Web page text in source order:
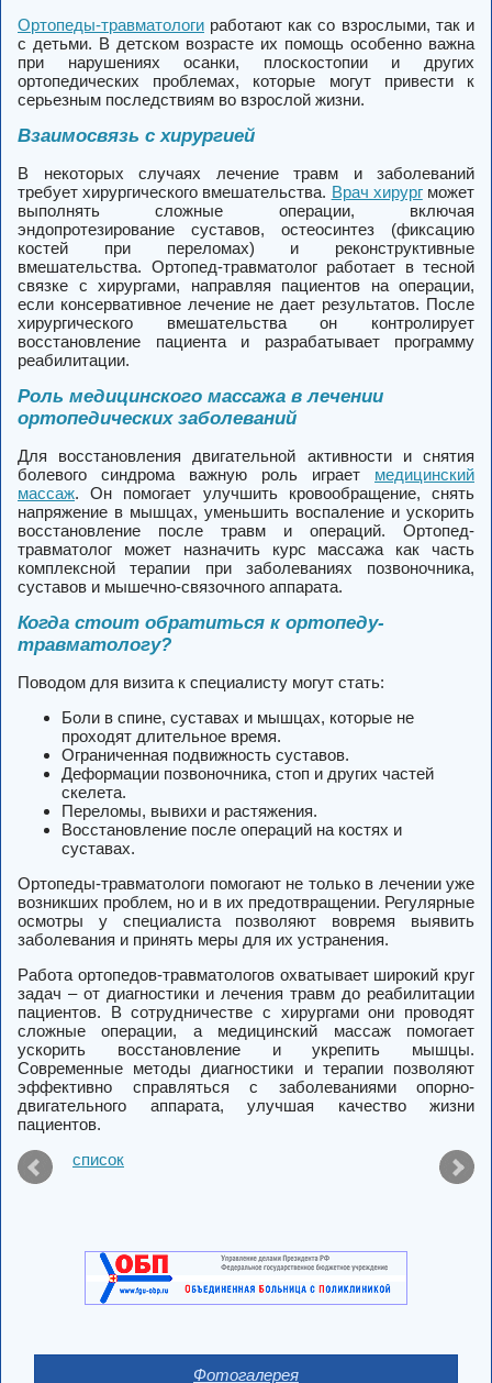
Ортопеды-травматологи работают как со взрослыми, так и
с детьми. В детском возрасте их помощь особенно важна
при нарушениях осанки, плоскостопии и других
ортопедических проблемах, которые могут привести к
серьезным последствиям во взрослой жизни.
Взаимосвязь с хирургией
В некоторых случаях лечение травм и заболеваний
требует хирургического вмешательства. Врач хирургможет
выполнять сложные операции, включая
эндопротезирование суставов, остеосинтез (фиксацию
костей при переломах) и реконструктивные
вмешательства. Ортопед-травматолог работает в тесной
связке с хирургами, направляя пациентов на операции,
если консервативное лечение не дает результатов. После
хирургического вмешательства он контролирует
восстановление пациента и разрабатывает программу
реабилитации.
Роль медицинского массажа в лечении
ортопедических заболеваний
Для восстановления двигательной активности и снятия
болевого синдрома важную роль играет медицинский
массаж. Он помогает улучшить кровообращение, снять
напряжение в мышцах, уменьшить воспаление и ускорить
восстановление после травм и операций. Ортопед-
травматолог может назначить курс массажа как часть
комплексной терапии при заболеваниях позвоночника,
суставов и мышечно-связочного аппарата.
Когда стоит обратиться к ортопеду-
травматологу?
Поводом для визита к специалисту могут стать:
Боли в спине, суставах и мышцах, которые не
проходят длительное время.
Ограниченная подвижность суставов.
Деформации позвоночника, стоп и других частей
скелета.
Переломы, вывихи и растяжения.
Восстановление после операций на костях и
суставах.
Ортопеды-травматологи помогают не только в лечении уже
возникших проблем, но и в их предотвращении. Регулярные
осмотры у специалиста позволяют вовремя выявить
заболевания и принять меры для их устранения.
Работа ортопедов-травматологов охватывает широкий круг
задач – от диагностики и лечения травм до реабилитации
пациентов. В сотрудничестве с хирургами они проводят
сложные операции, а медицинский массаж помогает
ускорить восстановление и укрепить мышцы.
Современные методы диагностики и терапии позволяют
эффективно справляться с заболеваниями опорно-
двигательного аппарата, улучшая качество жизни
пациентов.
список
Фотогалерея